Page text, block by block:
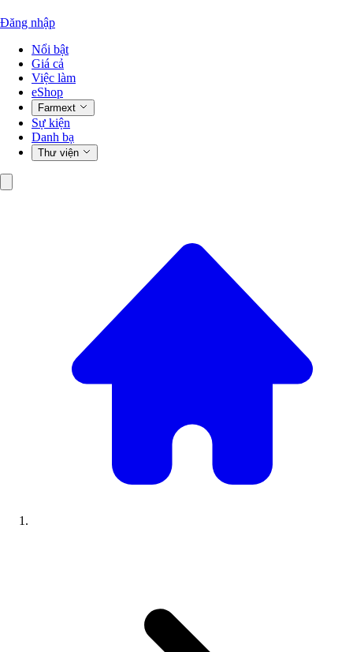
Đăng nhập
Nổi bật
Giá cả
Việc làm
eShop
Farmext
Sự kiện
Danh bạ
Thư viện